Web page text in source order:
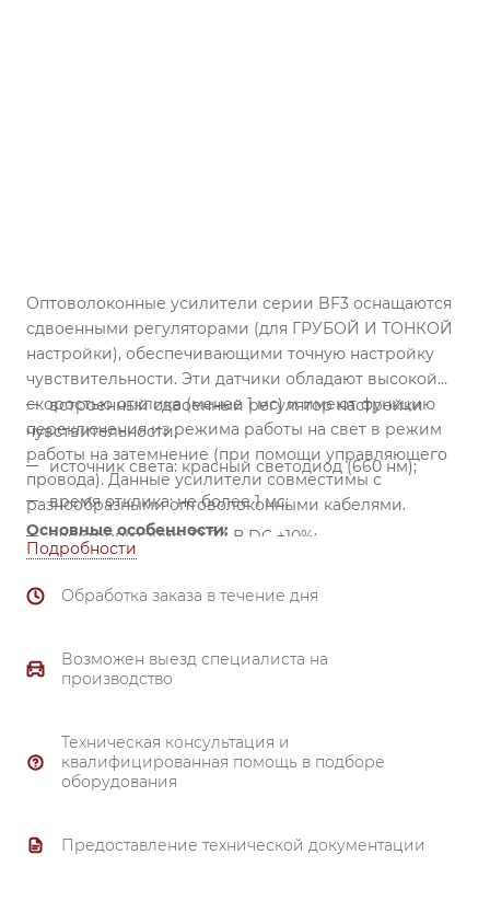
Оптоволоконные усилители серии BF3 оснащаются
сдвоенными регуляторами (для ГРУБОЙ И ТОНКОЙ
настройки), обеспечивающими точную настройку
чувствительности. Эти датчики обладают высокой
скоростью отклика (менее 1 мс) и имеют функцию
переключения из режима работы на свет в режим
работы на затемнение (при помощи управляющего
провода). Данные усилители совместимы с
разнообразными оптоволоконными кабелями.
Основные особенности:
встроенный сдвоенный регулятор настройки
чувствительности;
источник света: красный светодиод (660 нм);
время отклика: не более 1 мс;
электропитание: 12-24 В DC ±10%;
(устанавливается управляющим проводом);
PNP с открытым коллектором.
Подробности
Обработка заказа в течение дня
Возможен выезд специалиста на
производство
Техническая консультация и
квалифицированная помощь в подборе
оборудования
Предоставление технической документации